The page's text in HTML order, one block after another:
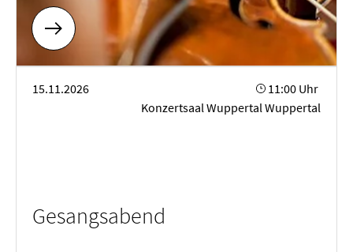
15.11.2026
11:00 Uhr
Konzertsaal Wuppertal Wuppertal
Gesangsabend